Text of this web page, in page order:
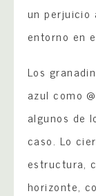
un perjuicio
entorno en
Los
azul como
algunos de
caso. Lo
estructura,
horizonte,